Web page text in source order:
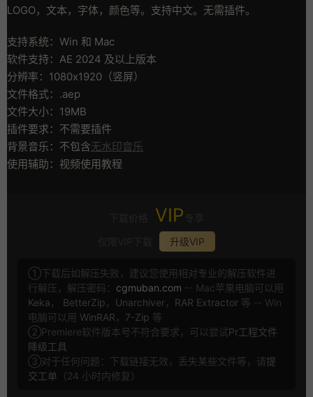
LOGO，文本，字体，颜色等。支持中文。无需插件。
支持系统：Win 和 Mac
软件支持：AE 2024 及以上版本
分辨率：1080x1920（竖屏）
文件格式：.aep
文件大小：19MB
插件要求：不需要插件
背景音乐：不包含无水印音乐
使用辅助：视频使用教程
VIP
升级VIP
①下载后如解压失败，建议您使用相对专业的解压软件进
行解压，解压密码： cgmuban.com -- Mac苹果电脑可以用
Keka ， BetterZip ， Unarchiver， RAR Extractor 等 -- Win
电脑可以用 WinRAR ， 7-Zip 等
②Premiere软件版本号不符合要求，可以尝试Pr工程文件
降级工具
③对于任何问题：下载链接无效，丢失某些文件等，请提
交工单 （24 小时内修复）